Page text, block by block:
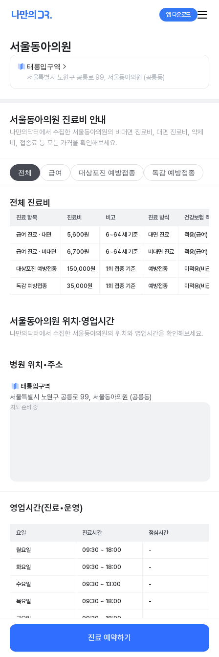
앱 다운로드
서울동아의원
태릉입구역
서울특별시 노원구 공릉로 99, 서울동아의원 (공릉동)
서울동아의원 진료비 안내
나만의닥터에서 수집한 서울동아의원의 비대면 진료비, 대면 진료비, 약제
비, 접종료 등 모든 가격을 확인해보세요.
전체 급여 대상포진 예방접종 독감 예방접종
전체 진료비
진료 항목 진료비 비고 진료 방식 건강보험 적용
급여 진료 · 대면 5,600원 6~64세 기준 대면 진료 적용(급여)
급여 진료 · 비대면 6,700원 6~64세 기준 비대면 진료 적용(급여)
대상포진 예방접종 150,000원 1회 접종 기준 예방접종 미적용(비급여)
독감 예방접종 35,000원 1회 접종 기준 예방접종 미적용(비급여)
서울동아의원 위치·영업시간
나만의닥터에서 수집한 서울동아의원의 위치와 영업시간을 확인해보세요.
병원 위치•주소
태릉입구역
서울특별시 노원구 공릉로 99, 서울동아의원 (공릉동)
지도 준비 중
영업시간(진료•운영)
요일 진료시간 점심시간
월요일 09:30 ~ 18:00 -
화요일 09:30 ~ 18:00 -
수요일 09:30 ~ 13:00 -
목요일 09:30 ~ 18:00 -
금요일 09:30 ~ 18:00
09:30 ~ 13:00
일요일 휴무 -
진료 예약하기